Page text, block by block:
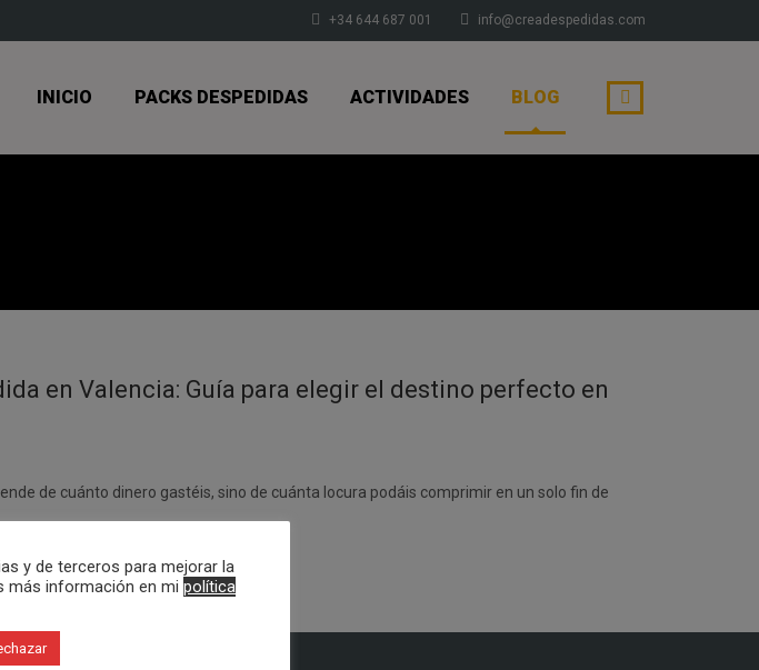
+34 644 687 001 info@creadespedidas.com
INICIO PACKS DESPEDIDAS ACTIVIDADES BLOG
en Valencia: Guía para elegir el destino perfecto en
de cuánto dinero gastéis, sino de cuánta locura podáis comprimir en un solo fin de
y de terceros para mejorar la
más información en mi política